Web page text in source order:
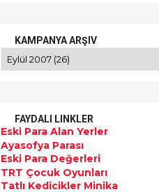
KAMPANYA ARŞIV
FAYDALI LINKLER
Eski Para Alan Yerler
Ayasofya Parası
Eski Para Değerleri
TRT Çocuk Oyunları
Tatlı Kedicikler Minika